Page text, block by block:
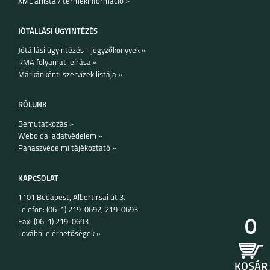
JÓTÁLLÁSI ÜGYINTÉZÉS
Jótállási ügyintézés - jegyzőkönyvek »
RMA folyamat leírása »
Márkánkénti szervízek listája »
RÓLUNK
Bemutatkozás »
Weboldal adatvédelem »
Panaszvédelmi tájékoztató »
KAPCSOLAT
1101 Budapest, Albertirsai út 3.
Telefon: (06-1) 219-0692, 219-0693
Fax: (06-1) 219-0693
További elérhetőségek »
0
KOSÁR